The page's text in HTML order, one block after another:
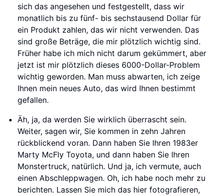
sich das angesehen und festgestellt, dass wir
monatlich bis zu fünf- bis sechstausend Dollar für
ein Produkt zahlen, das wir nicht verwenden. Das
sind große Beträge, die mir plötzlich wichtig sind.
Früher habe ich mich nicht darum gekümmert, aber
jetzt ist mir plötzlich dieses 6000-Dollar-Problem
wichtig geworden. Man muss abwarten, ich zeige
Ihnen mein neues Auto, das wird Ihnen bestimmt
gefallen.
Äh, ja, da werden Sie wirklich überrascht sein.
Weiter, sagen wir, Sie kommen in zehn Jahren
rückblickend voran. Dann haben Sie Ihren 1983er
Marty McFly Toyota, und dann haben Sie Ihren
Monstertruck, natürlich. Und ja, ich vermute, auch
einen Abschleppwagen. Oh, ich habe noch mehr zu
berichten. Lassen Sie mich das hier fotografieren,